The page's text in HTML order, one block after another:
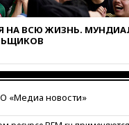
НА ВСЮ ЖИЗНЬ.
«Медиа новости»